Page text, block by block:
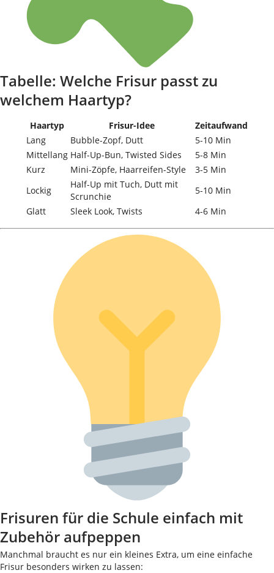
Tabelle: Welche Frisur passt zu
welchem Haartyp?
Haartyp Frisur-Idee
Zeitaufwand
Lang
Bubble-Zopf, Dutt
5-10 Min
Mittellang Half-Up-Bun, Twisted Sides
5-8 Min
Kurz
Mini-Zöpfe, Haarreifen-Style
3-5 Min
Lockig
Half-Up mit Tuch, Dutt mit
Scrunchie
5-10 Min
Glatt
Sleek Look, Twists 4-6 Min
Frisuren für die Schule einfach mit
Zubehör aufpeppen
Manchmal braucht es nur ein kleines Extra, um eine einfache
Frisur besonders wirken zu lassen: